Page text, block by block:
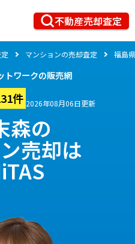
不動産売却査定
マンションの売却査定 福島県
トワークの販売網
件 2026年08月06日更新
森の
売却は